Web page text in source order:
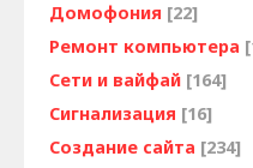
Домофония [22]
Ремонт компьютера
Сети и вайфай [164]
Сигнализация [16]
Создание сайта [234]